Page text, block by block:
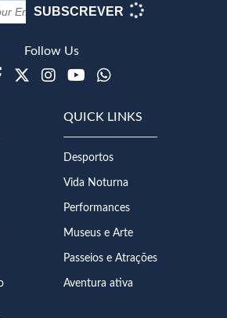
SUBSCREVER
Follow Us
Facebook
TwitterInstagramYoutube
WhatsApp
QUICK LINKS
Desportos
Vida Noturna
Performances
Museus e Arte
Passeios e Atrações
Aventura ativa